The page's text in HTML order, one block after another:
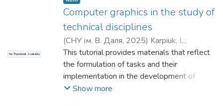
No Thumbnail Available
Computer graphics in the study of
technical disciplines
(СНУ ім. В. Даля, 2025) Karpiuk, L.;
Davidenko, N.;Yelisieiev, P.;Карпюк, Л. В.;
Давіденко, Н. ;Єлісєєв, П.
This tutorial provides materials that reflect
the formulation of tasks and their
implementation in the development of
assembly drawings of detachable and
Show more